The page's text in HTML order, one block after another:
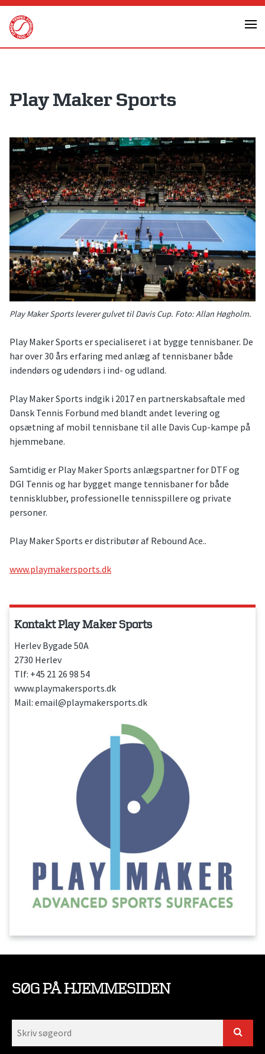
Skip
content
Play Maker Sports
Play Maker Sports leverer gulvet til Davis Cup. Foto: Allan Høgholm.
Play Maker Sports er specialiseret i at bygge tennisbaner. De
har over 30 års erfaring med anlæg af tennisbaner både
indendørs og udendørs i ind- og udland.
Play Maker Sports indgik i 2017 en partnerskabsaftale med
Dansk Tennis Forbund med blandt andet levering og
opsætning af mobil tennisbane til alle Davis Cup-kampe på
hjemmebane.
Samtidig er Play Maker Sports anlægspartner for DTF og
DGI Tennis og har bygget mange tennisbaner for både
tennisklubber, professionelle tennisspillere og private
personer.
Play Maker Sports er distributør af Rebound Ace..
www.playmakersports.dk
Kontakt Play Maker Sports
Herlev Bygade 50A
2730 Herlev
Tlf: +45 21 26 98 54
www.playmakersports.dk
Mail: email@playmakersports.dk
SØG PÅ HJEMMESIDEN